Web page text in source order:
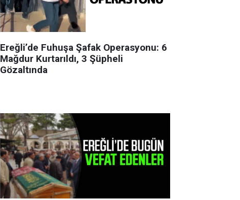
Ereğli’de Fuhuşa Şafak Operasyonu: 6
Mağdur Kurtarıldı, 3 Şüpheli
Gözaltında